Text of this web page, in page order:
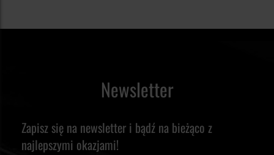
Newsletter
Zapisz się na newsletter i bądź na bieżąco z
najlepszymi okazjami!